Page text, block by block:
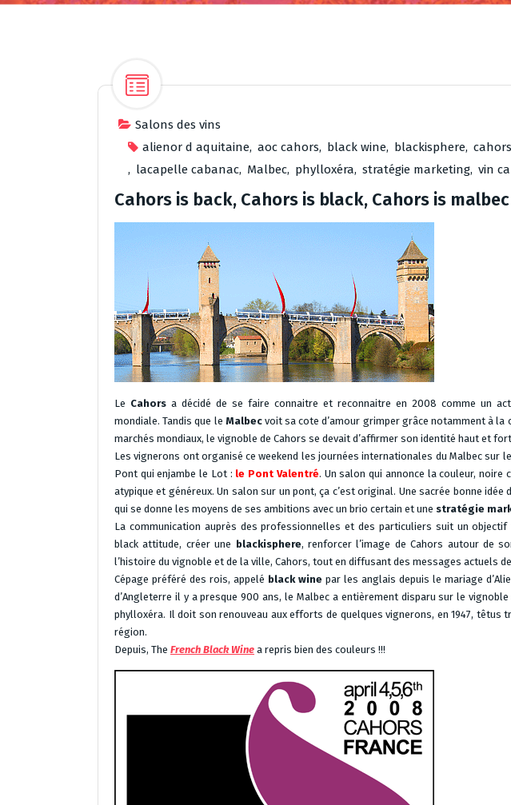
Salons des vins
alienor d aquitaine, aoc cahors, black wine, blackisphere, cahors
, lacapelle cabanac, Malbec, phylloxéra, stratégie marketing, vin
Cahors is back, Cahors is black, Cahors is
Le Cahors a décidé de se faire connaitre et reconnaitre en 2008 comme un
mondiale. Tandis que le Malbec voit sa cote d’amour grimper grâce notamment à la
marchés mondiaux, le vignoble de Cahors se devait d’affirmer son identité haut et fort
Les vignerons ont organisé ce weekend les journées internationales du Malbec sur
Pont qui enjambe le Lot : le Pont Valentré. Un salon qui annonce la couleur, noire
atypique et généreux. Un salon sur un pont, ça c’est original. Une sacrée bonne idée
qui se donne les moyens de ses ambitions avec un brio certain et une stratégie
La communication auprès des professionnelles et des particuliers suit un
black attitude, créer une blackisphere, renforcer l’image de Cahors autour de
l’histoire du vignoble et de la ville, Cahors, tout en diffusant des messages actuels de
Cépage préféré des rois, appelé black wine par les anglais depuis le mariage
d’Angleterre il y a presque 900 ans, le Malbec a entièrement disparu sur le
phylloxéra. Il doit son renouveau aux efforts de quelques vignerons, en 1947, têtus
région.
Depuis, The French Black Wine a repris bien des couleurs !!!